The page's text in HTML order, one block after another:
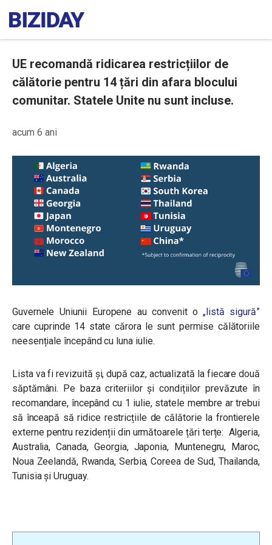
UE recomandă ridicarea restricțiilor de
călătorie pentru 14 țări din afara blocului
comunitar. Statele Unite nu sunt incluse.
acum 6 ani
Guvernele Uniunii Europene au convenit o„listă sigură”
care cuprinde 14 state cărora le sunt permise călătoriile
neesențiale începând cu luna iulie.
Lista va fi revizuită și, după caz, actualizată la fiecare două
săptămâni. Pe baza criteriilor și condițiilor prevăzute în
recomandare, începând cu 1 iulie, statele membre ar trebui
să înceapă să ridice restricțiile de călătorie la frontierele
externe pentru rezidenții din următoarele țări terțe: Algeria,
Australia, Canada, Georgia, Japonia, Muntenegru, Maroc,
Noua Zeelandă, Rwanda, Serbia, Coreea de Sud, Thailanda,
Tunisia și Uruguay.